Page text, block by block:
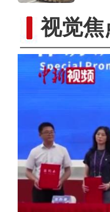
视觉焦
【